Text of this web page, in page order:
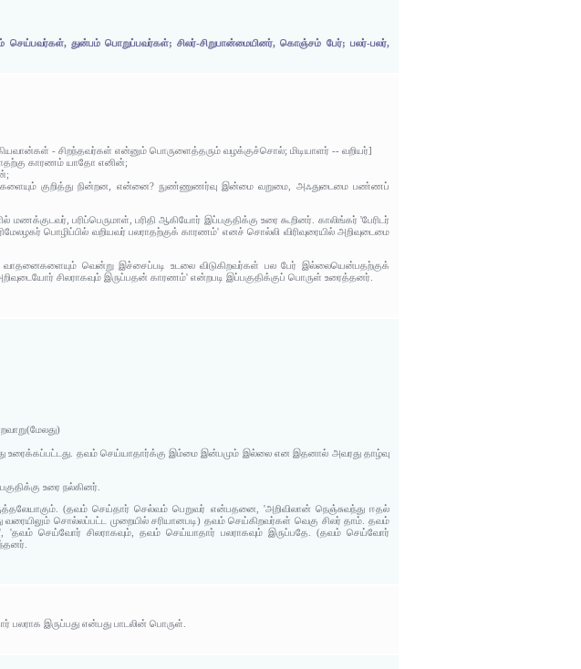
துன்பம் பொறுப்பவர்கள்; சிலர்-சிறுபான்மையினர், கொஞ்சம் பேர்; பலர்-பலர்,
- சிறந்தவர்கள் என்னும் பொருளைத்தரும் வழக்குச்சொல்; மிடியாளர் -- வறியர்]
காரணம் யாதோ எனின்;
குறித்து நின்றன, என்னை? நுண்ணுணர்வு இன்மை வறுமை, அஃதுடைமை பண்ணப்
பரிப்பெருமாள், பரிதி ஆகியோர் இப்பகுதிக்கு உரை கூறினர். காலிங்கர் 'பேரிடர்
பொழிப்பில் வறியவர் பலராதற்குக் காரணம்' எனச் சொல்லி விரிவுரையில் அறிவுடைமை
வென்று இச்சைப்படி உடலை விடுகிறவர்கள் பல பேர் இல்லையென்பதற்குக்
சிலராகவும் இருப்பதன் காரணம்' என்றபடி இப்பகுதிக்குப் பொருள் உரைத்தனர்.
உரைக்கப்பட்டது. தவம் செய்யாதார்க்கு இம்மை இன்பமும் இல்லை என இதனால் அவரது தாழ்வு
உரை நல்கினர்.
(தவம் செய்தார் செல்வம் பெறுவர் என்பதனை, 'அறிவிலான் நெஞ்சுவந்து ஈதல்
வரையிலும் சொல்லப்பட்ட முறையில் சரியானபடி) தவம் செய்கிறவர்கள் வெகு சிலர் தாம். தவம்
செய்வோர் சிலராகவும், தவம் செய்யாதார் பலராகவும் இருப்பதே. (தவம் செய்வோர்
இருப்பது என்பது பாடலின் பொருள்.